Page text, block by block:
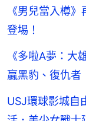
《男兒當入樽
登埸！
《多啦A夢：
贏黑豹、復仇者
USJ環球影城